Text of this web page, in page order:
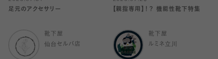
足元のアクセサリー
靴下屋
仙台セルバ店
【親指専用】！？ 機能性靴下特集
靴下屋
ルミネ立川